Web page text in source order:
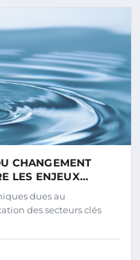
CHANGEMENT
LES ENJEUX
dues au
des secteurs clés